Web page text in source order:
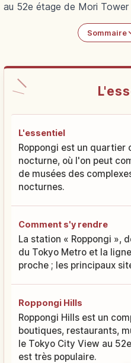
au 52e étage de Mori
Sommaire
L'essentiel
Roppongi est un
nocturne, où l'on peut
de musées des
nocturnes.
Comment s'y rendre
La station « Roppongi »,
du Tokyo Metro et la
proche ; les principaux
Roppongi Hills
Roppongi Hills est un
boutiques, restaurants,
le Tokyo City View au
est très populaire.